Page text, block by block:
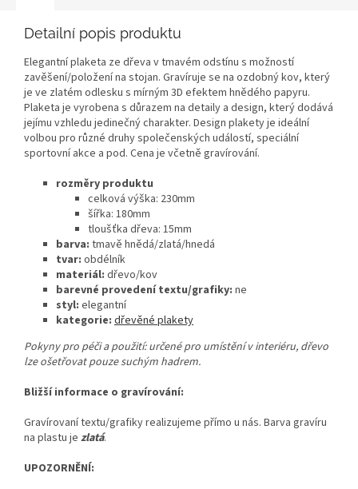
Detailní popis produktu
Elegantní plaketa ze dřeva v tmavém odstínu s možností
zavěšení/položení na stojan. Gravíruje se na ozdobný kov, který
je ve zlatém odlesku s mírným 3D efektem hnědého papyru.
Plaketa je vyrobena s důrazem na detaily a design, který dodává
jejímu vzhledu jedinečný charakter. Design plakety je ideální
volbou pro různé druhy společenských událostí, speciální
sportovní akce a pod. Cena je včetně gravírování.
rozměry produktu
celková výška: 230mm
šířka: 180mm
tloušťka dřeva: 15mm
barva: tmavě hnědá/zlatá/hnedá
tvar: obdélník
materiál: dřevo/kov
barevné provedení textu/grafiky: ne
styl: elegantní
kategorie: dřevěné plakety
Pokyny pro péči a použití: určené pro umístění v interiéru, dřevo
lze ošetřovat pouze suchým hadrem.
Bližší informace o gravírování:
Gravírovaní textu/grafiky realizujeme přímo u nás. Barva gravíru
na plastu je zlatá.
UPOZORNĚNÍ: